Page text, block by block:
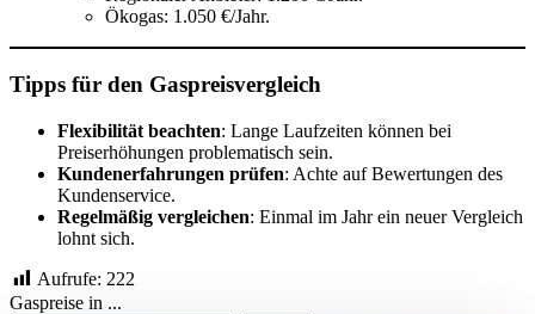
Ökogas: 1.050 €/Jahr.
Tipps für den Gaspreisvergleich
Flexibilität beachten: Lange Laufzeiten können bei
Preiserhöhungen problematisch sein.
Kundenerfahrungen prüfen: Achte auf Bewertungen des
Kundenservice.
Regelmäßig vergleichen: Einmal im Jahr ein neuer Vergleich
lohnt sich.
Aufrufe: 222
Gaspreise in ...